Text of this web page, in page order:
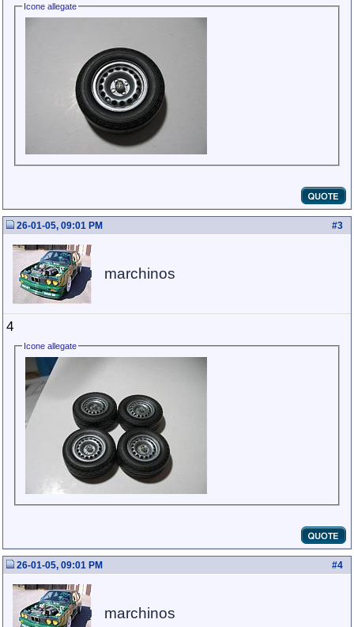
Icone allegate
#3
26-01-05, 09:01 PM
marchinos
4
Icone allegate
#4
26-01-05, 09:01 PM
marchinos